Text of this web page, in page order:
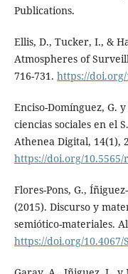
Publications.
Ellis, D., Tucker, I., &
Atmospheres of
716-731. https://doi.org/
Enciso-Domínguez, G.
ciencias sociales en el
Athenea Digital, 14(1),
https://doi.org/
Flores-Pons, G.,
(2015). Discurso y
semiótico-materiales.
https://doi.org/10.4067/